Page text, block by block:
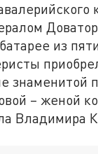
из
знаменитой
– женой
Владимира